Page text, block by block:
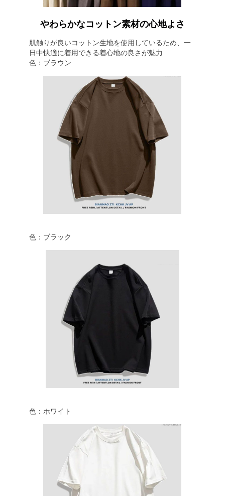
やわらかなコットン素材の心地よさ
肌触りが良いコットン生地を使用しているため、一
日中快適に着用できる着心地の良さが魅力
色：ブラウン
色：ブラック
色：ホワイト